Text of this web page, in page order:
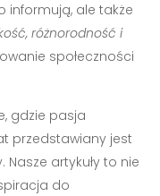
informują, ale także
różnorodność i
społeczności
gdzie pasja
przedstawiany jest
artykuły to nie
do